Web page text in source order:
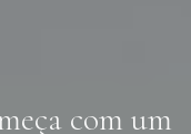
com um